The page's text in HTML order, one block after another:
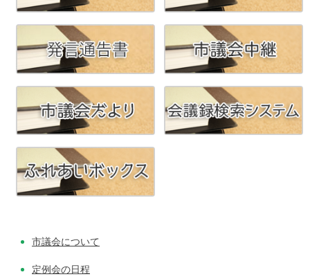
市議会について
定例会の日程